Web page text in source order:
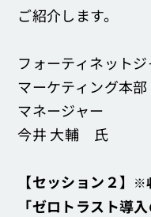
ご紹介します。
フォーティネット
マーケティング本
マネージャー
今井 大輔 氏
【セッション２】 ※
「ゼロトラスト導